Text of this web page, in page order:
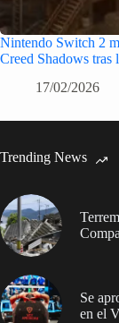
Nintendo Switch 2
Creed Shadows tras
17/02/2026
Trending News
Se
en el